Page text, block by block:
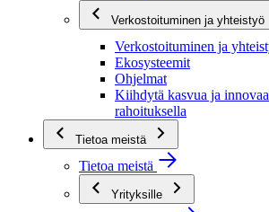
Verkostoituminen ja yhteistyö
Verkostoituminen ja
Ekosysteemit
Ohjelmat
Kiihdytä kasvua ja
rahoituksella
Tietoa meistä
Tietoa meistä
Yrityksille